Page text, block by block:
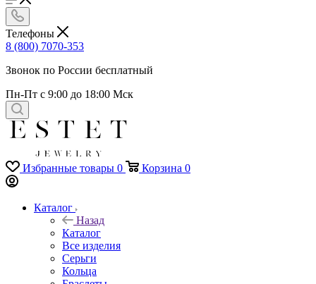
Телефоны
8 (800) 7070-353
Звонок по России бесплатный
Пн-Пт с 9:00 до 18:00 Мск
Избранные товары 0 Корзина 0
Каталог
Назад
Каталог
Все изделия
Серьги
Кольца